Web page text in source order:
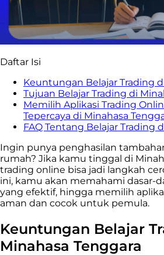
Daftar Isi
Keuntungan Belajar Trading
Tujuan Belajar Trading di
Memilih Aplikasi Trading
Tepercaya di Minahasa
FAQ Tentang Belajar Trading
Ingin punya penghasilan
rumah? Jika kamu tinggal di
trading online bisa jadi langkah
ini, kamu akan memahami dasar-
yang efektif, hingga memilih
aman dan cocok untuk pemula.
Keuntungan Belajar
Minahasa Tenggara